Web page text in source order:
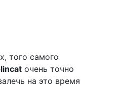
того самого
очень точно
на это время